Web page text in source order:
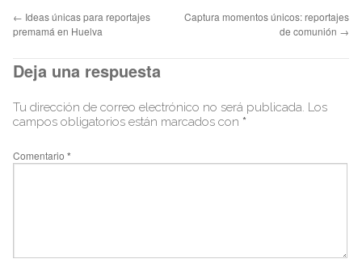
← Ideas únicas para reportajes
premamá en Huelva
Captura momentos únicos: reportajes
de comunión →
Deja una respuesta
Tu dirección de correo electrónico no será publicada. Los
campos obligatorios están marcados con *
Comentario *